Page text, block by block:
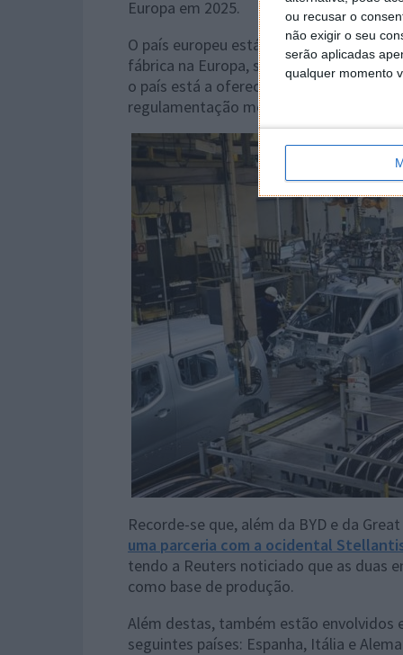
ou recusar o
não exigir o seu
serão aplicadas
qualquer momento
Europa em 2025.
O país europeu está, ainda, a negociar
fábrica na Europa, segundo os meios
o país está a oferecer dinheiro para a
regulamentação menos rígida em zonas
Recorde-se que, além da BYD e da
uma parceria com a ocidental
tendo a Reuters noticiado que as duas
como base de produção.
Além destas, também estão envolvidos
seguintes países: Espanha, Itália e